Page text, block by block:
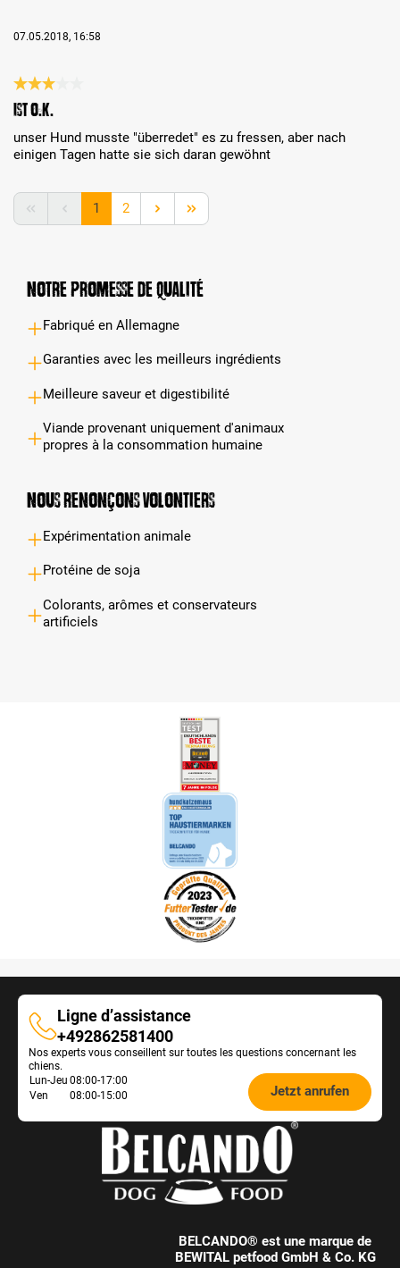
07.05.2018, 16:58
Évaluation avec une note de 3 sur 5 étoiles
ist o.k.
unser Hund musste "überredet" es zu fressen, aber nach
einigen Tagen hatte sie sich daran gewöhnt
Page
1 Page
2
Notre promesse de qualité
Fabriqué en Allemagne
Garanties avec les meilleurs ingrédients
Meilleure saveur et digestibilité
Viande provenant uniquement d'animaux
propres à la consommation humaine
Nous renonçons volontiers
Expérimentation animale
Protéine de soja
Colorants, arômes et conservateurs
artificiels
Ligne d’assistance
Ligne
d’assistance
+492862581400
Nos experts vous conseillent sur toutes les questions concernant les
chiens.
Öffnungszeiten
Futterberatung:
Lun-Jeu 08:00-17:00
Ven
08:00-15:00 Jetzt anrufen
BELCANDO® est une marque de
BEWITAL petfood GmbH & Co. KG